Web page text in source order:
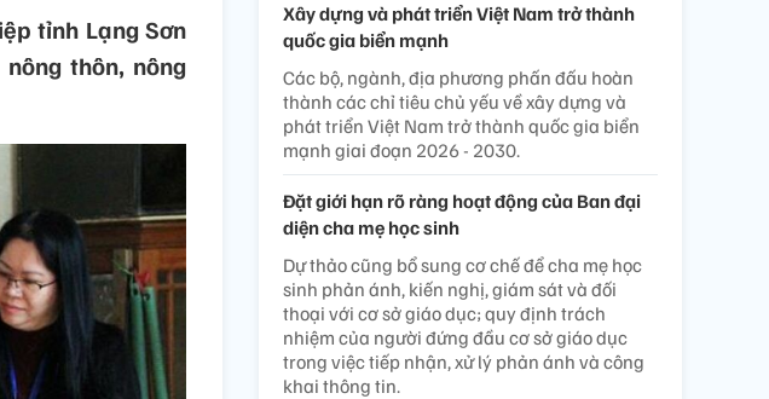
tỉnh Lạng Sơn
thôn, nông
Xây dựng và phát triển Việt Nam trở thành
quốc gia biển mạnh
Các bộ, ngành, địa phương phấn đấu hoàn
thành các chỉ tiêu chủ yếu về xây dựng và
phát triển Việt Nam trở thành quốc gia biển
mạnh giai đoạn 2026 - 2030.
Đặt giới hạn rõ ràng hoạt động của Ban đại
diện cha mẹ học sinh
Dự thảo cũng bổ sung cơ chế để cha mẹ học
sinh phản ánh, kiến nghị, giám sát và đối
thoại với cơ sở giáo dục; quy định trách
nhiệm của người đứng đầu cơ sở giáo dục
trong việc tiếp nhận, xử lý phản ánh và công
khai thông tin.